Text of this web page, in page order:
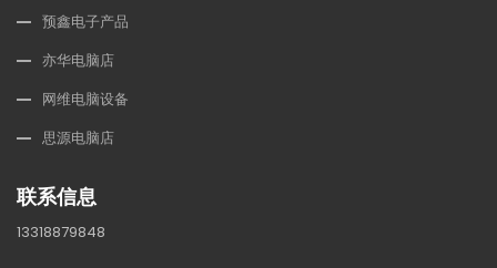
预鑫电子产品
亦华电脑店
网维电脑设备
思源电脑店
联系信息
13318879848